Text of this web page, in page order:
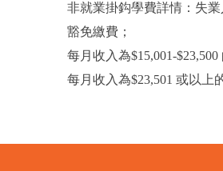
非就業掛鈎學費詳情：失
豁免繳費；
每月收入為$15,001-
每月收入為$23,501 或以上